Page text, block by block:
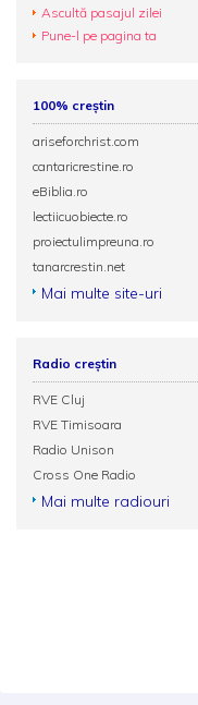
Ascultă pasajul zilei
Pune-l pe pagina ta
100% creștin
ariseforchrist.com
cantaricrestine.ro
eBiblia.ro
lectiicuobiecte.ro
proiectulimpreuna.ro
tanarcrestin.net
Mai multe site-uri
Radio creștin
RVE Cluj
RVE Timisoara
Radio Unison
Cross One Radio
Mai multe radiouri